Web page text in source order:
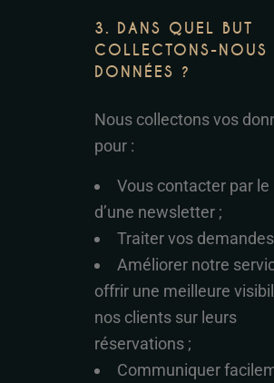
3. DANS QUEL BUT
COLLECTONS-NOUS
DONNÉES ?
Nous collectons vos
pour :
Vous contacter par le
d’une newsletter ;
Traiter vos
Améliorer notre
offrir une meilleure
nos clients sur leurs
réservations ;
Communiquer